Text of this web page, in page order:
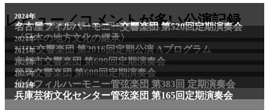
レビュー／コメントが多い公演記録